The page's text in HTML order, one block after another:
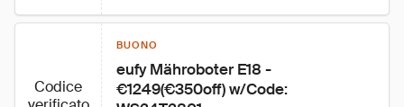
Codice
BUONO
eufy Mähroboter E18 -
€1249(€350off) w/Code: